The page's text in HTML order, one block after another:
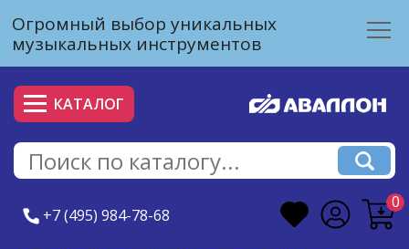
Огромный выбор уникальных
музыкальных инструментов
КАТАЛОГ
+7 (495) 984-78-68
0